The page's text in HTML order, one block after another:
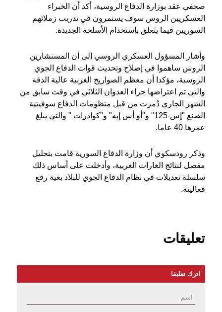
صحفي عقد بوزارة الدفاع الروسية، أكد أن الخبراء
العسكريين الروس سوف يستمرون في تدريب زملائهم
السوريين فيما يتعلق باستخدام الأسلحة الجديدة.
وأشار المسؤول العسكري الروسي إلى أن المستشارين
الروس ساهموا في إصلاح وتحديث قوات الدفاع الجوي
الروسية، مؤكدا أن معظم الصواريخ الغربية عالية الدقة
والتي تم اعتراضها جراء العدوان الثلاثي في وقت سابق من
الشهر الجاري دُمرت من قبل منظومات الدفاع سوفيتية
الصنع "إس-125" و"أو أس إيه" و"كوادرات " والتي يبلغ
عمرها 40 عاما.
وذكر رودسكوي أن وزارة الدفاع السورية قامت بتحليل
مفصل لنتائج الغارات الغربية، وأدخلت على أساس ذلك
سلسلة تعديلات في نظام الدفاع الجوي للبلاد بغية رفع
فعاليته.
تعليقات
اترك تعليقا